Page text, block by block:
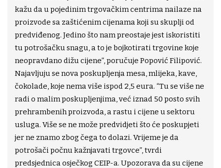
kažu da u pojedinim trgovačkim centrima nailaze na
proizvode sa zaštićenim cijenama koji su skuplji od
predviđenog. Jedino što nam preostaje jest iskoristiti
tu potrošačku snagu, a to je bojkotirati trgovine koje
neopravdano dižu cijene”, poručuje Popović Filipović.
Najavljuju se nova poskupljenja mesa, mlijeka, kave,
čokolade, koje nema više ispod 2,5 eura. “Tu se više ne
radi o malim poskupljenjima, već iznad 50 posto svih
prehrambenih proizvoda, a rastu i cijene u sektoru
usluga. Više se ne može predvidjeti što će poskupjeti
jer ne znamo zbog čega to dolazi. Vrijeme je da
potrošači počnu kažnjavati trgovce”, tvrdi
predsjednica osječkog CEIP-a. Upozorava da su cijene